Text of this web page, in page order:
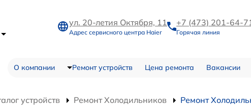
ул. 20-летия Октября, 11
Адрес сервисного центра Haier
+7 (473) 201-64-
Горячая линия
О компании Ремонт устройств Цена ремонта Вакансии
устройств Ремонт Холодильников Ремонт